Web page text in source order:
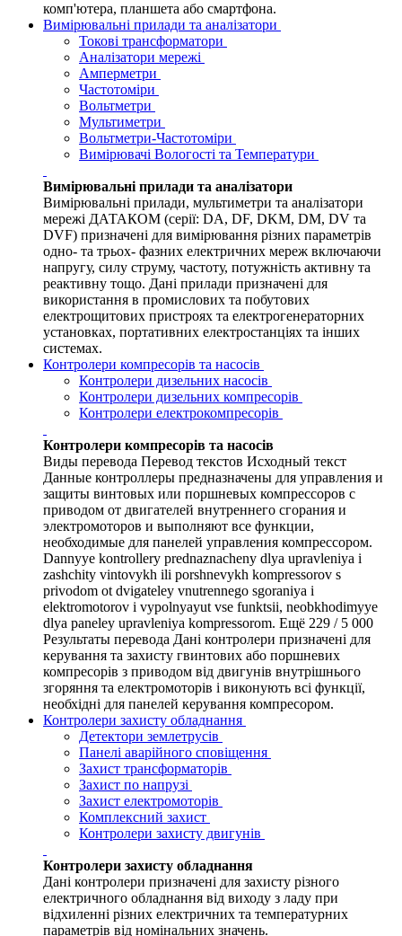
комп'ютера, планшета або смартфона.
Вимірювальні прилади та аналізатори
Токові трансформатори
Аналізатори мережі
Амперметри
Частотоміри
Вольтметри
Мультиметри
Вольтметри-Частотоміри
Вимірювачі Вологості та Температури
Вимірювальні прилади та аналізатори
Вимірювальні прилади, мультиметри та аналізатори
мережі ДАТАКОМ (серії: DA, DF, DKM, DM, DV та
DVF) призначені для вимірювання різних параметрів
одно- та трьох- фазних електричних мереж включаючи
напругу, силу струму, частоту, потужність активну та
реактивну тощо. Дані прилади призначені для
використання в промислових та побутових
електрощитових пристроях та електрогенераторних
установках, портативних електростанціях та інших
системах.
Контролери компресорів та насосів
Контролери дизельних насосів
Контролери дизельних компресорів
Контролери електрокомпресорів
Контролери компресорів та насосів
Виды перевода Перевод текстов Исходный текст
Данные контроллеры предназначены для управления и
защиты винтовых или поршневых компрессоров с
приводом от двигателей внутреннего сгорания и
электромоторов и выполняют все функции,
необходимые для панелей управления компрессором.
Dannyye kontrollery prednaznacheny dlya upravleniya i
zashchity vintovykh ili porshnevykh kompressorov s
privodom ot dvigateley vnutrennego sgoraniya i
elektromotorov i vypolnyayut vse funktsii, neobkhodimyye
dlya paneley upravleniya kompressorom. Ещё 229 / 5 000
Результаты перевода Дані контролери призначені для
керування та захисту гвинтових або поршневих
компресорів з приводом від двигунів внутрішнього
згоряння та електромоторів і виконують всі функції,
необхідні для панелей керування компресором.
Контролери захисту обладнання
Детектори землетрусів
Панелі аварійного сповіщення
Захист трансформаторів
Захист по напрузі
Захист електромоторів
Комплексний захист
Контролери захисту двигунів
Контролери захисту обладнання
Дані контролери призначені для захисту різного
електричного обладнання від виходу з ладу при
відхиленні різних електричних та температурних
параметрів від номінальних значень.